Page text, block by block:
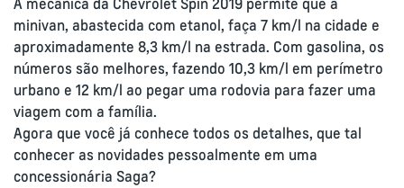
A mecânica da Chevrolet Spin 2019 permite que a
minivan, abastecida com etanol, faça 7 km/l na cidade e
aproximadamente 8,3 km/l na estrada. Com gasolina, os
números são melhores, fazendo 10,3 km/l em perímetro
urbano e 12 km/l ao pegar uma rodovia para fazer uma
viagem com a família.
Agora que você já conhece todos os detalhes, que tal
conhecer as novidades pessoalmente em uma
concessionária Saga?